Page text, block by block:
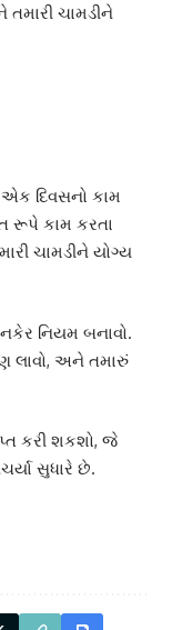
ચામડીને
દિવસનો કામ
રૂપે કામ કરતા
ચામડીને યોગ્ય
નિયમ બનાવો.
લાવો, અને તમારું
કરી શકશો, જે
સુધારે છે.